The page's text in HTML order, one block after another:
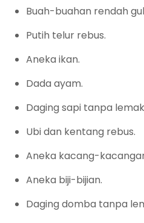
Buah-buahan rendah
Putih telur rebus.
Aneka ikan.
Dada ayam.
Daging sapi tanpa
Ubi dan kentang rebus.
Aneka kacang-
Aneka biji-bijian.
Daging domba tanpa